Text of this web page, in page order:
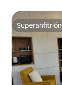
Superanfitrión
Superanfitrión